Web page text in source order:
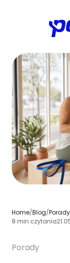
Home/Blog/Porady
8 min czytania
Porady